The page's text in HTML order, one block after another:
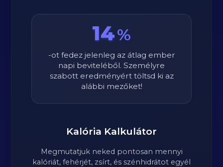
14%
-ot fedez jelenleg az átlag ember
napi beviteléből. Személyre
szabott eredményért töltsd ki az
alábbi mezőket!
Kalória Kalkulátor
Megmutatjuk neked pontosan mennyi
kalóriát, fehérjét, zsírt, és szénhidrátot egyél